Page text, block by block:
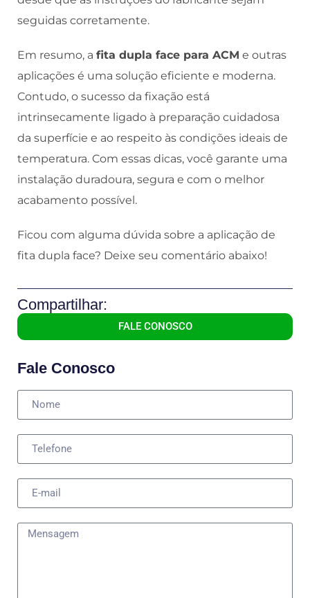
seguidas corretamente.
Em resumo, a fita dupla face para ACM e outras
aplicações é uma solução eficiente e moderna.
Contudo, o sucesso da fixação está
intrinsecamente ligado à preparação cuidadosa
da superfície e ao respeito às condições ideais de
temperatura. Com essas dicas, você garante uma
instalação duradoura, segura e com o melhor
acabamento possível.
Ficou com alguma dúvida sobre a aplicação de
fita dupla face? Deixe seu comentário abaixo!
Compartilhar:
FALE CONOSCO
Fale Conosco